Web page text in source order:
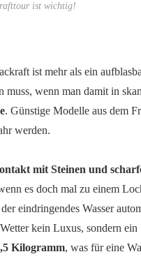
ist wichtig!
ist mehr als ein
muss, wenn man damit in
. Günstige Modelle aus dem
werden.
mit Steinen und
es doch mal zu einem
der eindringendes Wasser
kein Luxus, sondern
Kilogramm, was für eine